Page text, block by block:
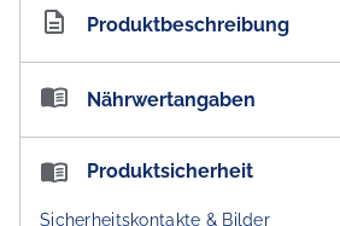
Artikelnummer AU100716
Produktbeschreibung
Carlton Premium Dry Lager Bottle
Zutaten:Wasser,Gerstenmalz,
Jahren!
Nährwertangaben
Nährwertangaben:
Brennwert pro 100 ml: 139 kJ / 33
Produktsicherheit
Sicherheitskontakte & Bilder